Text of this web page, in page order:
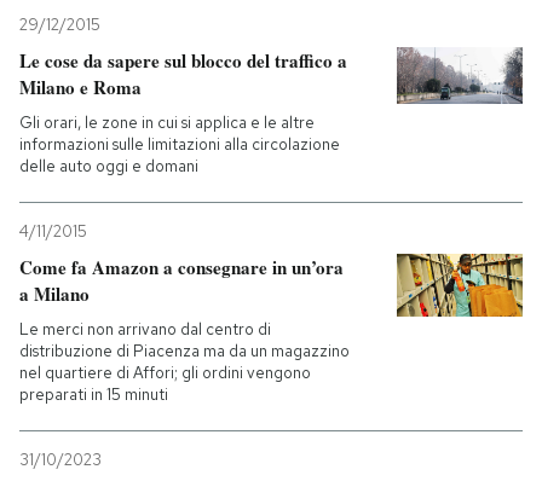
29/12/2015
Le cose da sapere sul blocco del traffico a
Milano e Roma
Gli orari, le zone in cui si applica e le altre
informazioni sulle limitazioni alla circolazione
delle auto oggi e domani
4/11/2015
Come fa Amazon a consegnare in un’ora
a Milano
Le merci non arrivano dal centro di
distribuzione di Piacenza ma da un magazzino
nel quartiere di Affori; gli ordini vengono
preparati in 15 minuti
31/10/2023